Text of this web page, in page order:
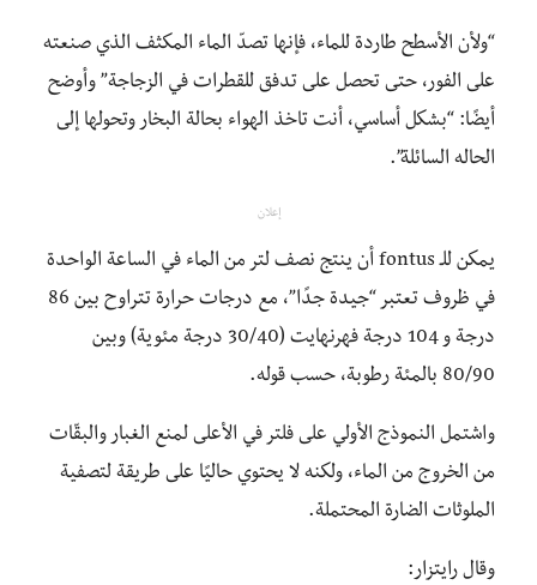
“ولأن الأسطح طاردة للماء، فإنها تصدّ الماء المكثف الذي صنعته
على الفور، حتى تحصل على تدفق للقطرات في الزجاجة” وأوضح
أيضًا: “بشكل أساسي، أنت تاخذ الهواء بحالة البخار وتحولها إلى
الحاله السائلة”.
إعلان
يمكن للـ fontus أن ينتج نصف لتر من الماء في الساعة الواحدة
في ظروف تعتبر “جيدة جدًا”، مع درجات حرارة تتراوح بين 86
درجة و 104 درجة فهرنهايت (30/40 درجة مئوية) وبين
80/90 بالمئة رطوبة، حسب قوله.
واشتمل النموذج الأولي على فلتر في الأعلى لمنع الغبار والبقّات
من الخروج من الماء، ولكنه لا يحتوي حاليًا على طريقة لتصفية
الملوثات الضارة المحتملة.
وقال رايتزار: